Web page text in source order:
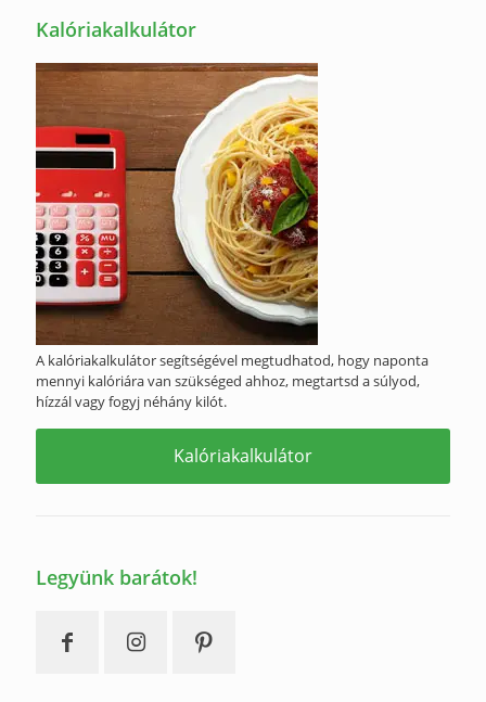
Kalóriakalkulátor
A kalóriakalkulátor segítségével megtudhatod, hogy naponta
mennyi kalóriára van szükséged ahhoz, megtartsd a súlyod,
hízzál vagy fogyj néhány kilót.
Kalóriakalkulátor
Legyünk barátok!